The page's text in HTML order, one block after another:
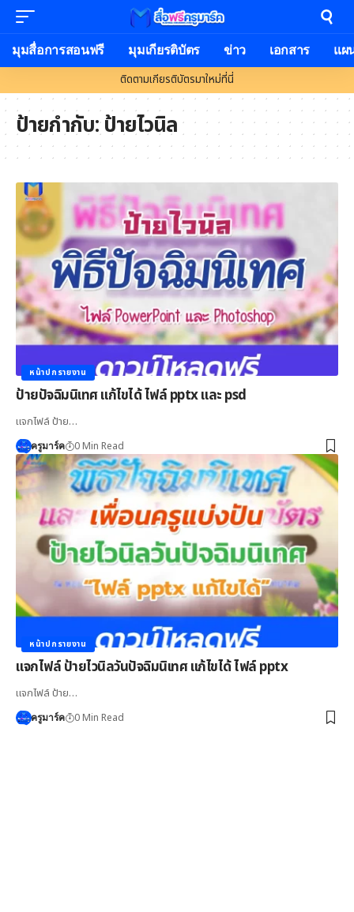
มุมสื่อการสอนฟรี มุมเกียรติบัตร ข่าว เอกสาร แผ
ติดตามเกียรติบัตรมาใหม่ที่นี่
ป้ายกำกับ:ป้ายไวนิล
หน้าปกรายงาน
ป้ายปัจฉิมนิเทศ แก้ไขได้ ไฟล์ pptx และ psd
แจกไฟล์ ป้าย…
ครูมาร์ค 0 Min Read
หน้าปกรายงาน
แจกไฟล์ ป้ายไวนิลวันปัจฉิมนิเทศ แก้ไขได้ ไฟล์ pptx
แจกไฟล์ ป้าย…
ครูมาร์ค 0 Min Read